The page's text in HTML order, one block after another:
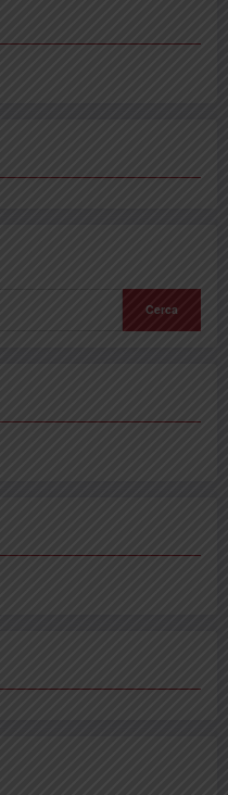
Cerca